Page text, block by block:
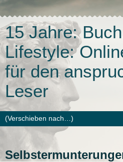
15 Jahre:
Lifestyle:
für den
Leser